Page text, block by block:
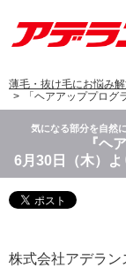
薄毛・抜け毛にお悩み
「ヘアアッププロ
気になる部分を自然
『ヘ
6月30日（木）
株式会社アデラ